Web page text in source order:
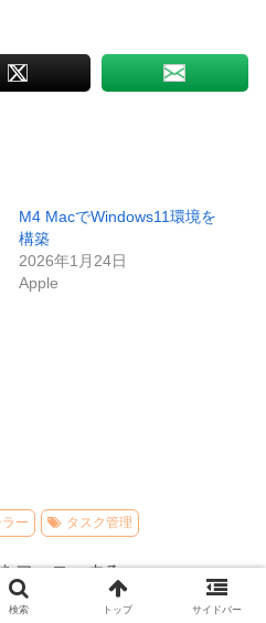
M4 MacでWindows11環境を
構築
2026年1月24日
Apple
ー タスク管理
フォローする
検索 トップ サイドバー